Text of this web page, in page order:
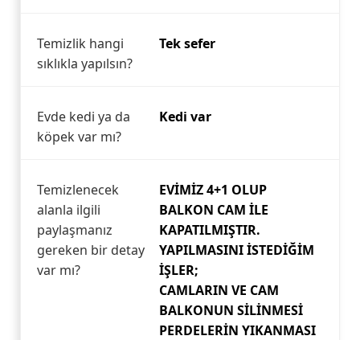
Temizlik hangi
sıklıkla yapılsın?
Tek sefer
Evde kedi ya da
köpek var mı?
Kedi var
Temizlenecek
alanla ilgili
paylaşmanız
gereken bir detay
var mı?
EVİMİZ 4+1 OLUP
BALKON CAM İLE
KAPATILMIŞTIR.
YAPILMASINI İSTEDİĞİM
İŞLER;
CAMLARIN VE CAM
BALKONUN SİLİNMESİ
PERDELERİN YIKANMASI